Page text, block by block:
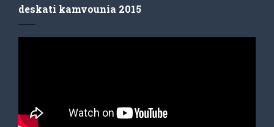
deskati kamvounia 2015